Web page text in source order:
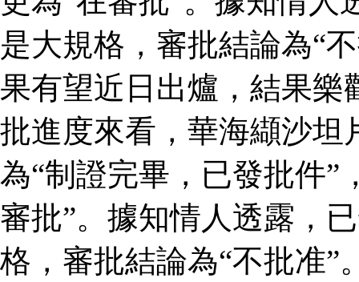
是大規格，審批結論為“
果有望近日出爐，結果樂
批進度來看，華海纈沙坦
為“制證完畢，已發批件”
審批”。據知情人透露，
格，審批結論為“不批准”